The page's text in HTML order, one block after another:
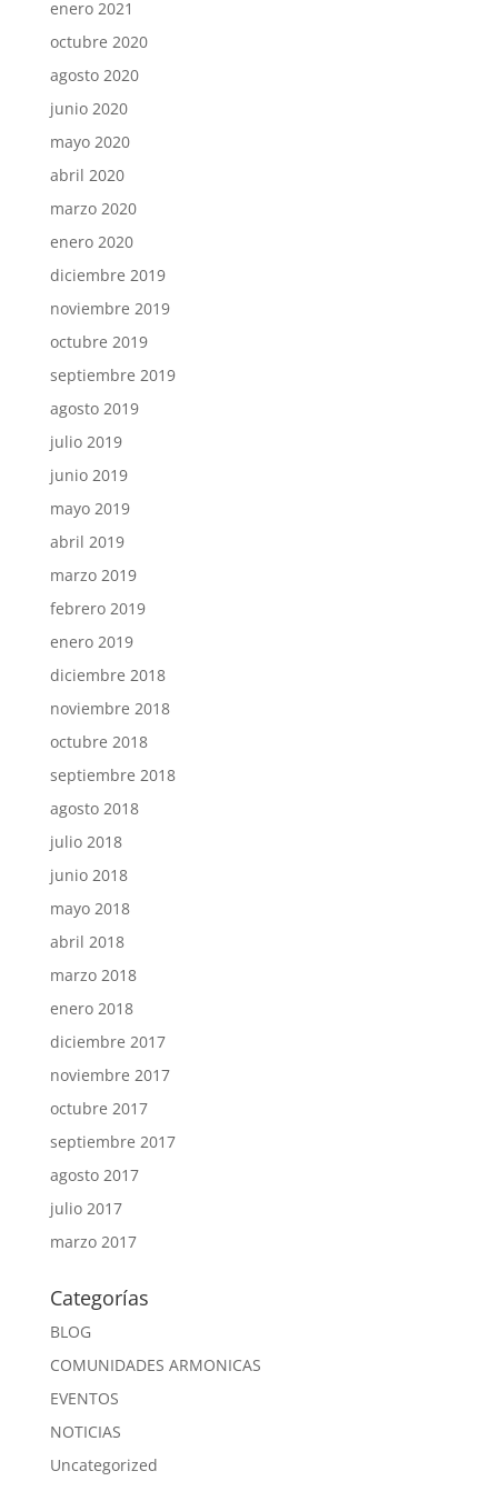
enero 2021
octubre 2020
agosto 2020
junio 2020
mayo 2020
abril 2020
marzo 2020
enero 2020
diciembre 2019
noviembre 2019
octubre 2019
septiembre 2019
agosto 2019
julio 2019
junio 2019
mayo 2019
abril 2019
marzo 2019
febrero 2019
enero 2019
diciembre 2018
noviembre 2018
octubre 2018
septiembre 2018
agosto 2018
julio 2018
junio 2018
mayo 2018
abril 2018
marzo 2018
enero 2018
diciembre 2017
noviembre 2017
octubre 2017
septiembre 2017
agosto 2017
julio 2017
marzo 2017
Categorías
BLOG
COMUNIDADES ARMONICAS
EVENTOS
NOTICIAS
Uncategorized